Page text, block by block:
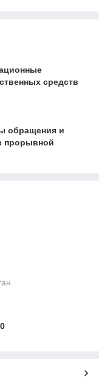
средств
обращения и
прорывной